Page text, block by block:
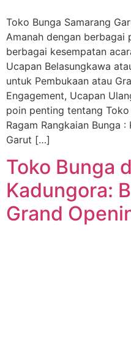
Toko Bunga Samarang
Amanah dengan berbagai
berbagai kesempatan
Ucapan Belasungkawa
untuk Pembukaan atau
Engagement, Ucapan
poin penting tentang
Ragam Rangkaian Bunga
Garut […]
Toko Bunga
Kadungora:
Grand